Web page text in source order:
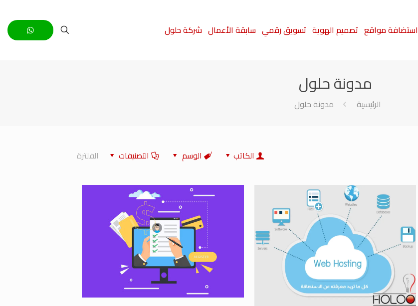
استضافة مواقع تصميم الهوية تسويق رقمي سابقة الأعمال شركة حلول
مدونة حلول
الرئيسية مدونة حلول
الفلترة التصنيفات الوسم الكاتب